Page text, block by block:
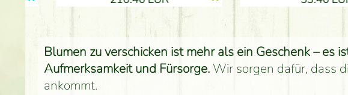
Blumen zu verschicken ist mehr als ein Geschenk – es
Aufmerksamkeit und Fürsorge. Wir sorgen dafür, dass
ankommt.